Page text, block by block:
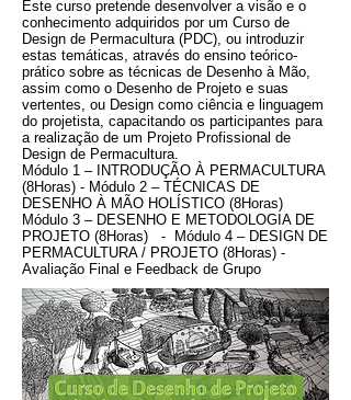
Este curso pretende desenvolver a visão e o
conhecimento adquiridos por um Curso de
Design de Permacultura (PDC), ou introduzir
estas temáticas, através do ensino teórico-
prático sobre as técnicas de Desenho à Mão,
assim como o Desenho de Projeto e suas
vertentes, ou Design como ciência e linguagem
do projetista, capacitando os participantes para
a realização de um Projeto Profissional de
Design de Permacultura.
Módulo 1 – INTRODUÇÃO À PERMACULTURA
(8Horas) - Módulo 2 – TÉCNICAS DE
DESENHO À MÃO HOLÍSTICO (8Horas)
Módulo 3 – DESENHO E METODOLOGIA DE
PROJETO (8Horas) - Módulo 4 – DESIGN DE
PERMACULTURA / PROJETO (8Horas) -
Avaliação Final e Feedback de Grupo